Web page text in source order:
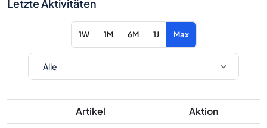
Letzte Aktivitäten
1W 1M 6M 1J Max
Artikel Aktion